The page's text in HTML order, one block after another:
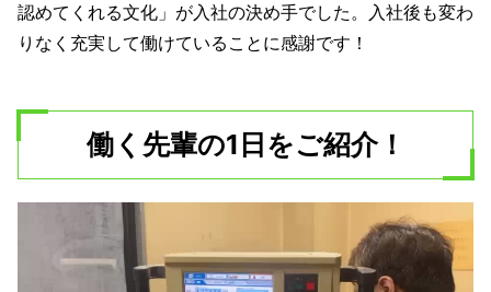
認めてくれる文化」が入社の決め手でした。入社後も変わ
りなく充実して働けていることに感謝です！
働く先輩の1日をご紹介！